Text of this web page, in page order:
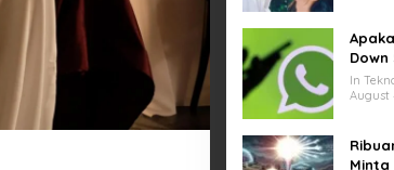
Down
Video
In
August
Minta